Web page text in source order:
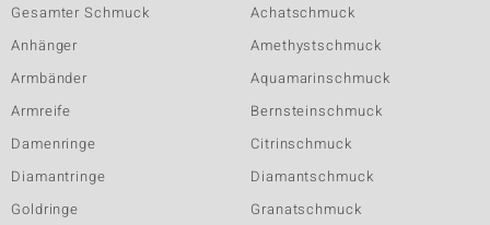
Gesamter Schmuck
Anhänger
Armbänder
Armreife
Damenringe
Diamantringe
Goldringe
Achatschmuck
Amethystschmuck
Aquamarinschmuck
Bernsteinschmuck
Citrinschmuck
Diamantschmuck
Granatschmuck